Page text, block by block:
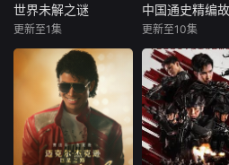
幽默，以寓教于乐
的方式传
的标志性英
真的存在吗？随
和令人瞠目的
来自刺客信条
背后的工作室
证了奥德赛的
带来了前所未
生活。
世界未解之谜
从第一次工业革命
开始，人类只用了
两百多年，就把世
界彻底改写。 我们
把机器送进工厂，
把信号送上太空，
世界未解之谜
更新至1集
中
本片立足宏阔
视野，系统梳
文明起源至
的中国古代历
在保留原作对
多民族国家形
中国通史精编
更新至10集